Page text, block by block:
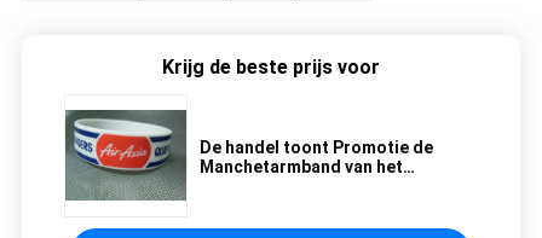
Krijg de beste prijs voor
De handel toont Promotie de
Manchetarmband van het